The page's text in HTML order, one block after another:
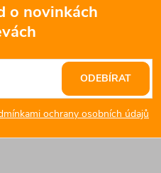
o novinkách
ochrany osobních údajů
ODEBÍRAT